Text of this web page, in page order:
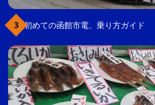
初めての函館市電、乗り方ガイド